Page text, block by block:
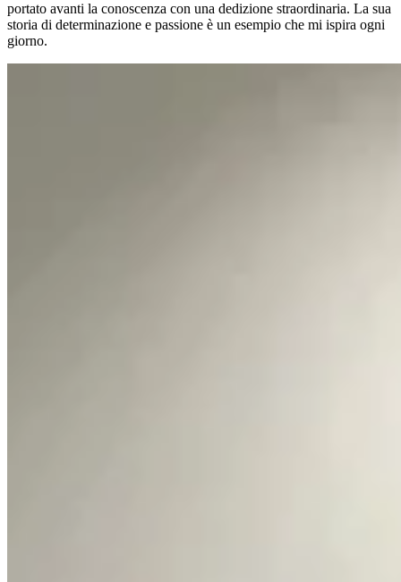
portato avanti la conoscenza con una dedizione straordinaria. La sua
storia di determinazione e passione è un esempio che mi ispira ogni
giorno.